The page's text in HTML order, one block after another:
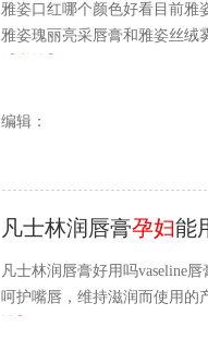
雅姿口红哪个颜色好看目前雅
雅姿瑰丽亮采唇膏和雅姿丝绒
编辑：
凡士林润唇膏孕妇能
凡士林润唇膏好用吗vaseline
呵护嘴唇，维持滋润而使用的